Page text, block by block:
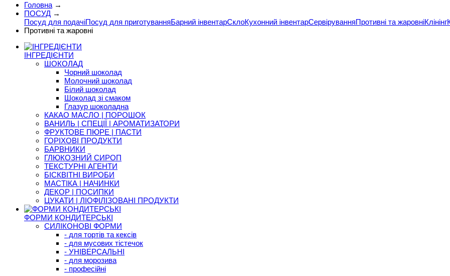
Головна →
ПОСУД →
Посуд для подачіПосуд для приготуванняБарний інвентарСклоКухонний інвентарСервіруванняПротивні та жаровніКлінінг
Противні та жаровні
ІНГРЕДІЄНТИ
ШОКОЛАД
Чорний шоколад
Молочний шоколад
Білий шоколад
Шоколад зі смаком
Глазур шоколадна
КАКАО МАСЛО | ПОРОШОК
ВАНИЛЬ | СПЕЦІЇ | АРОМАТИЗАТОРИ
ФРУКТОВЕ ПЮРЕ | ПАСТИ
ГОРІХОВІ ПРОДУКТИ
БАРВНИКИ
ГЛЮКОЗНИЙ СИРОП
ТЕКСТУРНІ АГЕНТИ
БІСКВІТНІ ВИРОБИ
МАСТІКА | НАЧИНКИ
ДЕКОР | ПОСИПКИ
ЦУКАТИ | ЛІОФІЛІЗОВАНІ ПРОДУКТИ
ФОРМИ КОНДИТЕРСЬКІ
СИЛІКОНОВІ ФОРМИ
- для тортів та кексів
- для мусових тістечок
- УНІВЕРСАЛЬНІ
- для морозива
- професійні